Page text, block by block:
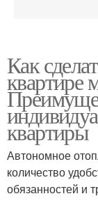
Как
квартире
квартиры
Автономное
количество
обязанностей и